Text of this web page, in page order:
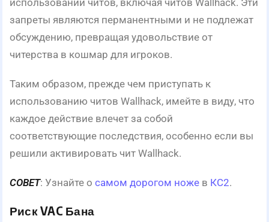
использовании читов, включая читов Wallhack. Эти
запреты являются перманентными и не подлежат
обсуждению, превращая удовольствие от
читерства в кошмар для игроков.
Таким образом, прежде чем приступать к
использованию читов Wallhack, имейте в виду, что
каждое действие влечет за собой
соответствующие последствия, особенно если вы
решили активировать чит Wallhack.
СОВЕТ: Узнайте о самом дорогом ноже в КС2.
Риск VAC Бана